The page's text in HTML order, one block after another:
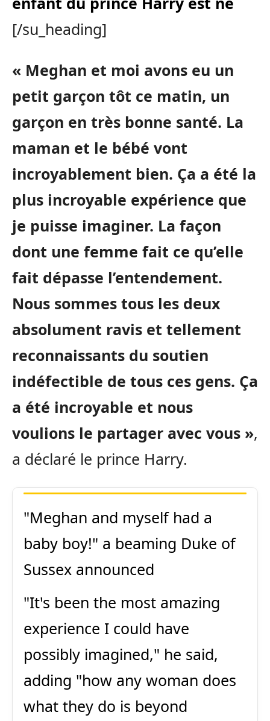
[/su_heading]
« Meghan et moi avons eu un
petit garçon tôt ce matin, un
garçon en très bonne santé. La
maman et le bébé vont
incroyablement bien. Ça a été la
plus incroyable expérience que
je puisse imaginer. La façon
dont une femme fait ce qu’elle
fait dépasse l’entendement.
Nous sommes tous les deux
absolument ravis et tellement
reconnaissants du soutien
indéfectible de tous ces gens. Ça
a été incroyable et nous
voulions le partager avec vous »,
a déclaré le prince Harry.
"Meghan and myself had a
baby boy!" a beaming Duke of
Sussex announced
"It's been the most amazing
experience I could have
possibly imagined," he said,
adding "how any woman does
what they do is beyond